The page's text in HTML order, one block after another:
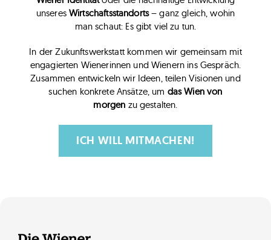
unseresWirtschaftsstandorts– ganz gleich, wohin
man schaut: Es gibt viel zu tun.
In derZukunftswerkstattkommen wir gemeinsam mit
engagierten Wienerinnen und Wienern ins Gespräch.
Zusammen entwickeln wir Ideen, teilen Visionen und
suchen konkrete Ansätze, um das Wien von
morgen zu gestalten.
ICH WILL MITMACHEN!